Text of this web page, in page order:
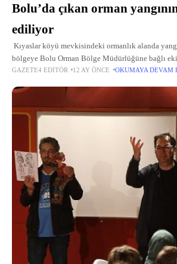
Bolu’da çıkan orman
ediliyor
Kıyaslar köyü mevkisindeki ormanlık alanda
bölgeye Bolu Orman Bölge Müdürlüğüne bağlı
sevk edildi. Ekipler, rüzgarın da etkisiyle büyüyen
GAZETE4 EDITÖR 12 AY ÖNCE OKUMAYA DEVAM